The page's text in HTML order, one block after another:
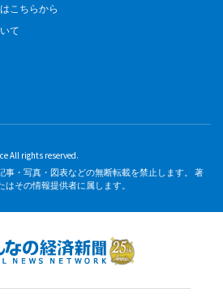
こちらから
て
All rights reserved.
事・写真・図表などの無断転載を禁止します。 著
その情報提供者に属します。